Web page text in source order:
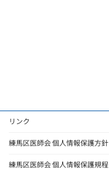
リンク
練馬区医師会 個人情報保護方針
練馬区医師会 個人情報保護規程